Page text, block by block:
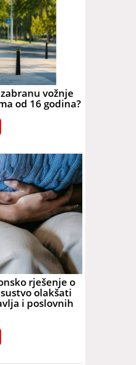
vožnje
od 16 godina?
rješenje o
olakšati
i poslovnih